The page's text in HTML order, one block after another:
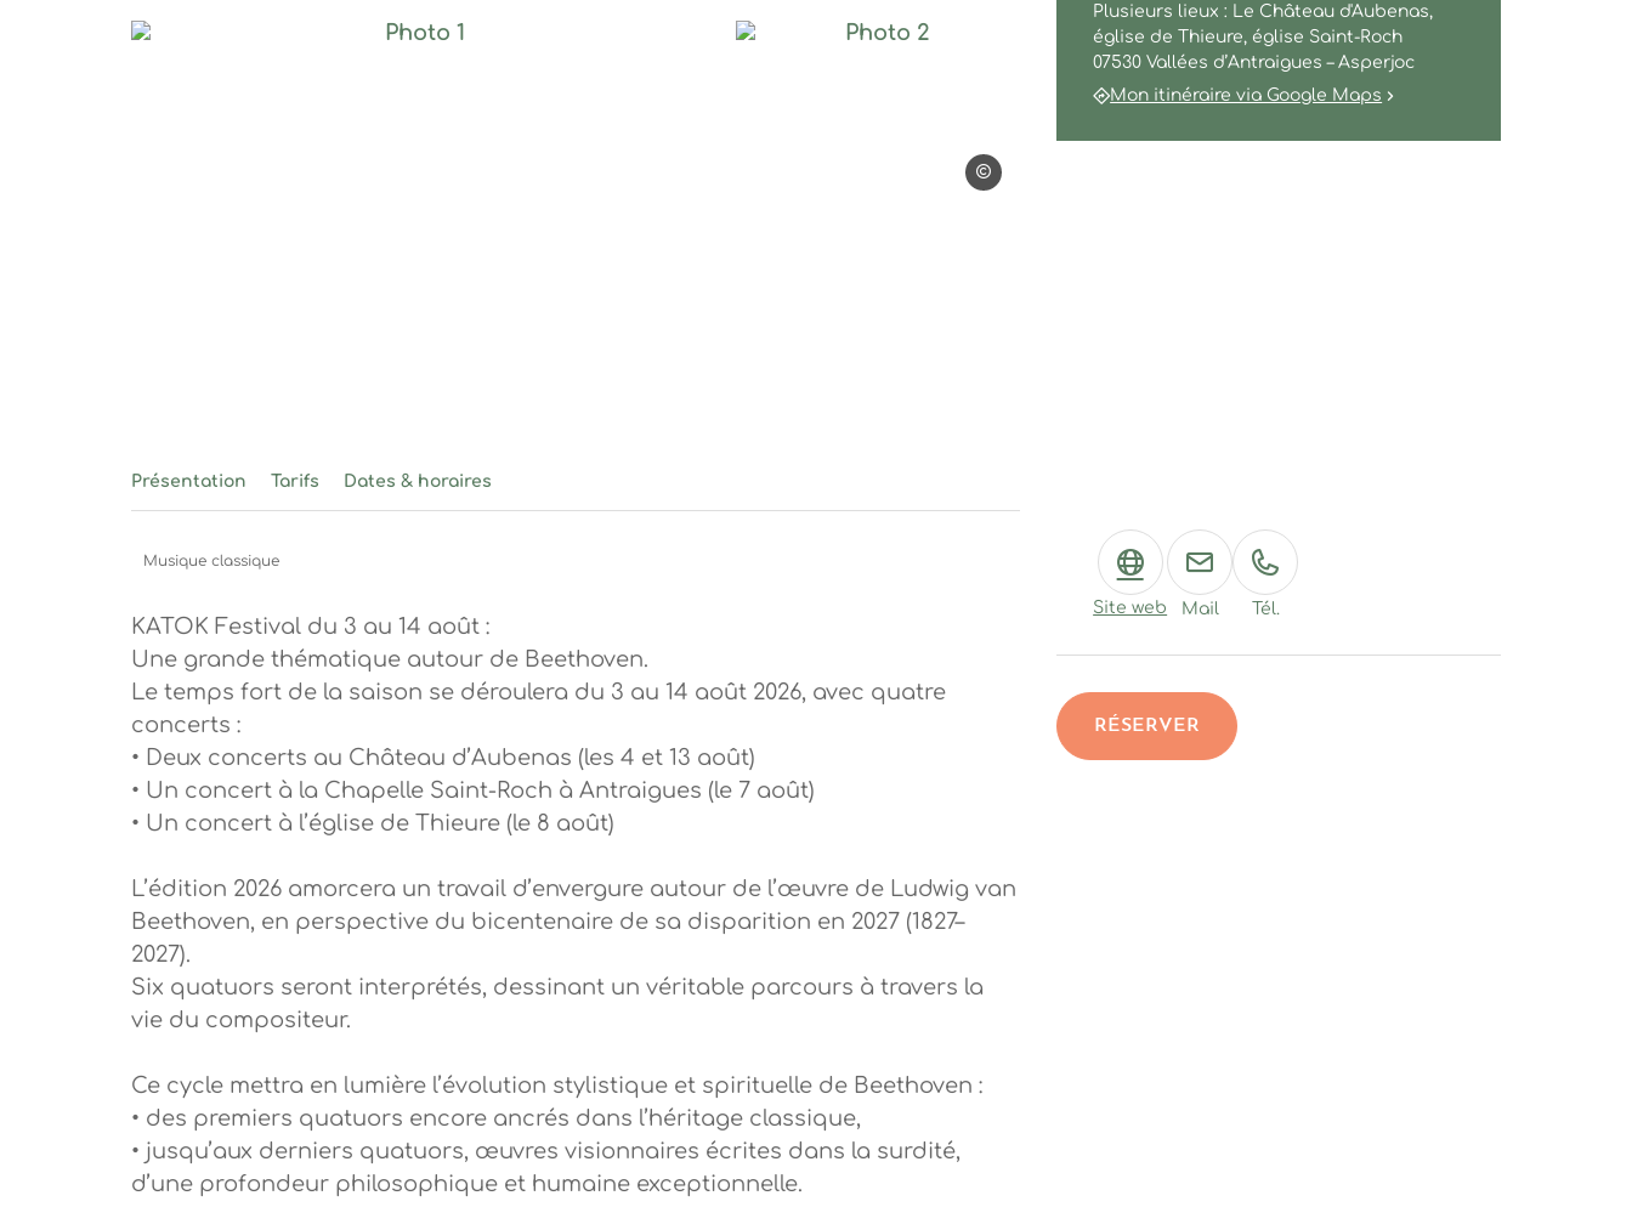
Photo 1 Photo 2, © Katok
Katok
Présentation Tarifs Dates & horaires
Musique classique
KATOK Festival du 3 au 14 août :
Une grande thématique autour de Beethoven.
Le temps fort de la saison se déroulera du 3 au 14 août 2026, avec quatre
concerts :
• Deux concerts au Château d’Aubenas (les 4 et 13 août)
• Un concert à la Chapelle Saint-Roch à Antraigues (le 7 août)
• Un concert à l’église de Thieure (le 8 août)
L’édition 2026 amorcera un travail d’envergure autour de l’œuvre de Ludwig van
Beethoven, en perspective du bicentenaire de sa disparition en 2027 (1827–
2027).
Six quatuors seront interprétés, dessinant un véritable parcours à travers la
vie du compositeur.
Ce cycle mettra en lumière l’évolution stylistique et spirituelle de Beethoven :
• des premiers quatuors encore ancrés dans l’héritage classique,
• jusqu’aux derniers quatuors, œuvres visionnaires écrites dans la surdité,
d’une profondeur philosophique et humaine exceptionnelle.
Plusieurs lieux : Le Château d'Aubenas,
église de Thieure, église Saint-Roch
07530 Vallées d’Antraigues – Asperjoc
Mon itinéraire via Google Maps
Site web Mail Tél.
RÉSERVER